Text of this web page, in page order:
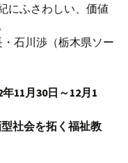
にふさわしい、価値
石川渉（栃木県ソー
11月30日～12月1
社会を拓く福祉教